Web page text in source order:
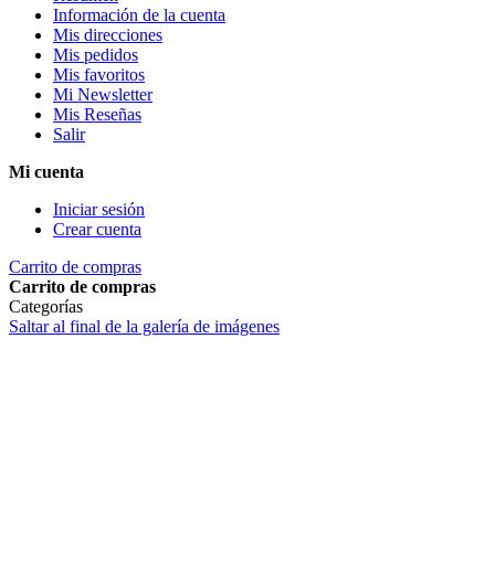
Información de la cuenta
Mis direcciones
Mis pedidos
Mis favoritos
Mi Newsletter
Mis Reseñas
Salir
Mi cuenta
Iniciar sesión
Crear cuenta
Carrito de compras
Carrito de compras
Categorías
Saltar al final de la galería de imágenes